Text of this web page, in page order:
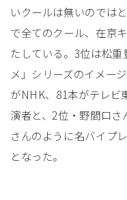
いクールは無いのでは
で全てのクール、在京
たしている。3位は松
メ」シリーズのイメー
がNHK、81本がテレビ
演者と、2位・野間口
さんのように名バイプ
となった。